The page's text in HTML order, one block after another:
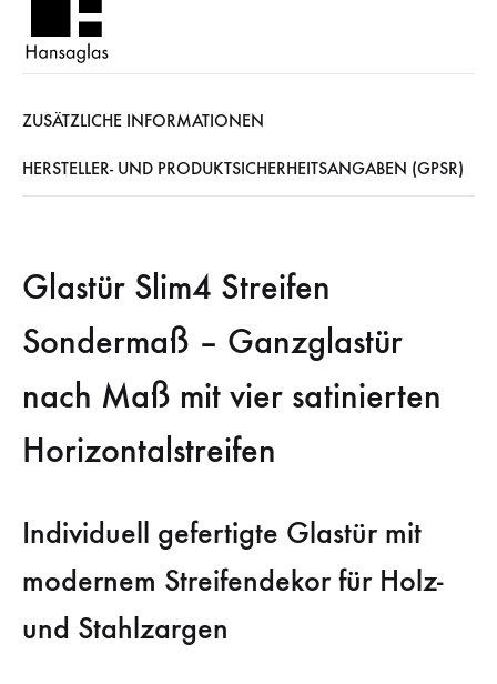
ZUSÄTZLICHE INFORMATIONEN
HERSTELLER- UND PRODUKTSICHERHEITSANGABEN (GPSR)
Glastür Slim4 Streifen
Sondermaß – Ganzglastür
nach Maß mit vier satinierten
Horizontalstreifen
Individuell gefertigte Glastür mit
modernem Streifendekor für Holz-
und Stahlzargen